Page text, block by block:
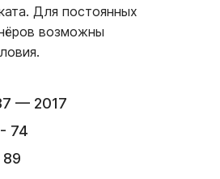
Для постоянных
возможны
— 2017
74